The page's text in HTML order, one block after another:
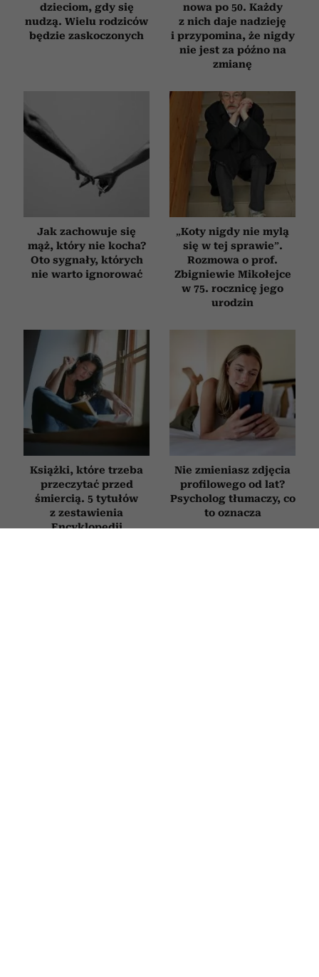
dzieciom, gdy się
nudzą. Wielu rodziców
będzie zaskoczonych
nowa po 50. Każdy
z nich daje nadzieję
i przypomina, że nigdy
nie jest za późno na
zmianę
Jak zachowuje się
mąż, który nie kocha?
Oto sygnały, których
nie warto ignorować
„Koty nigdy nie mylą
się w tej sprawie”.
Rozmowa o prof.
Zbigniewie Mikołejce
w 75. rocznicę jego
urodzin
Książki, które trzeba
przeczytać przed
śmiercią. 5 tytułów
z zestawienia
Encyklopedii
Nie zmieniasz zdjęcia
profilowego od lat?
Psycholog tłumaczy, co
to oznacza